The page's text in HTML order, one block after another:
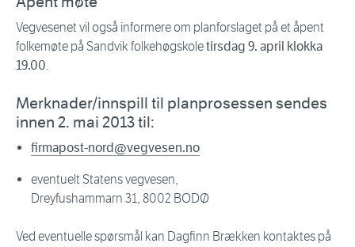
Vegvesenet vil også informere om planforslaget på et åpent
folkemøte på Sandvik folkehøgskoletirsdag 9. april klokka
19.00.
Merknader/innspill til planprosessen sendes
innen 2. mai 2013 til:
firmapost-nord@vegvesen.no
eventuelt Statens vegvesen,
Dreyfushammarn 31, 8002 BODØ
Ved eventuelle spørsmål kan Dagfinn Brækken kontaktes på